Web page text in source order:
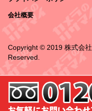
会社概要
Copyright © 2019 株式会
Reserved.